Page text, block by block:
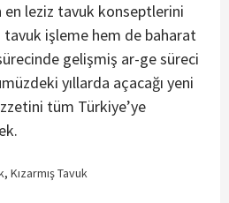
en leziz tavuk konseptlerini
işleme hem de baharat
gelişmiş ar-ge süreci
yıllarda açacağı yeni
tüm Türkiye’ye
, Kızarmış Tavuk